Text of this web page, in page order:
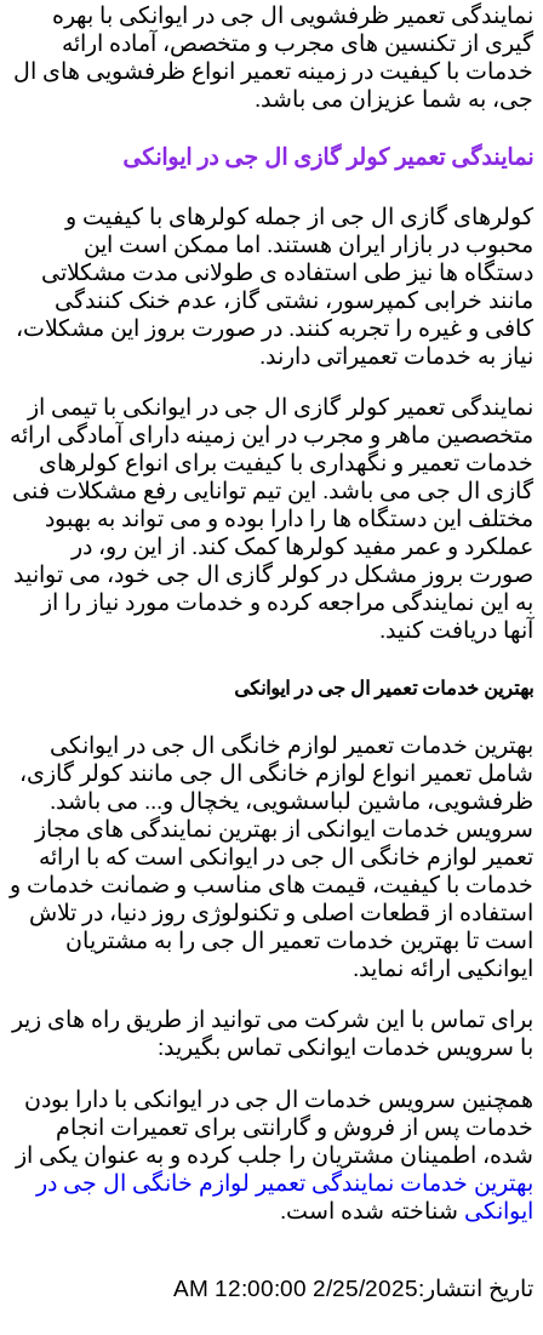
نمایندگی تعمیر ظرفشویی ال جی در ایوانکی با بهره
گیری از تکنسین های مجرب و متخصص، آماده ارائه
خدمات با کیفیت در زمینه تعمیر انواع ظرفشویی های ال
جی، به شما عزیزان می باشد.
نمایندگی تعمیر کولر گازی ال جی در ایوانکی
کولرهای گازی ال جی از جمله کولرهای با کیفیت و
محبوب در بازار ایران هستند. اما ممکن است این
دستگاه ها نیز طی استفاده ی طولانی مدت مشکلاتی
مانند خرابی کمپرسور، نشتی گاز، عدم خنک کنندگی
کافی و غیره را تجربه کنند. در صورت بروز این مشکلات،
نیاز به خدمات تعمیراتی دارند.
نمایندگی تعمیر کولر گازی ال جی در ایوانکی با تیمی از
متخصصین ماهر و مجرب در این زمینه دارای آمادگی ارائه
خدمات تعمیر و نگهداری با کیفیت برای انواع کولرهای
گازی ال جی می باشد. این تیم توانایی رفع مشکلات فنی
مختلف این دستگاه ها را دارا بوده و می تواند به بهبود
عملکرد و عمر مفید کولرها کمک کند. از این رو، در
صورت بروز مشکل در کولر گازی ال جی خود، می توانید
به این نمایندگی مراجعه کرده و خدمات مورد نیاز را از
آنها دریافت کنید.
بهترین خدمات تعمیر ال جی در ایوانکی
بهترین خدمات تعمیر لوازم خانگی ال جی در ایوانکی
شامل تعمیر انواع لوازم خانگی ال جی مانند کولر گازی،
ظرفشویی، ماشین لباسشویی، یخچال و... می باشد.
سرویس خدمات ایوانکی از بهترین نمایندگی های مجاز
تعمیر لوازم خانگی ال جی در ایوانکی است که با ارائه
خدمات با کیفیت، قیمت های مناسب و ضمانت خدمات و
استفاده از قطعات اصلی و تکنولوژی روز دنیا، در تلاش
است تا بهترین خدمات تعمیر ال جی را به مشتریان
ایوانکیی ارائه نماید.
برای تماس با این شرکت می توانید از طریق راه های زیر
با سرویس خدمات ایوانکی تماس بگیرید:
همچنین سرویس خدمات ال جی در ایوانکی با دارا بودن
خدمات پس از فروش و گارانتی برای تعمیرات انجام
شده، اطمینان مشتریان را جلب کرده و به عنوان یکی از
بهترین خدمات نمایندگی تعمیر لوازم خانگی ال جی در
ایوانکی شناخته شده است.
تاریخ انتشار:2/25/2025 12:00:00 AM